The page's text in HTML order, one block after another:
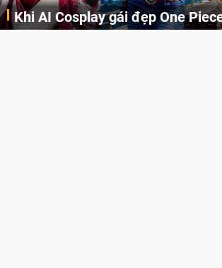
Khi AI Cosplay gái đẹp One